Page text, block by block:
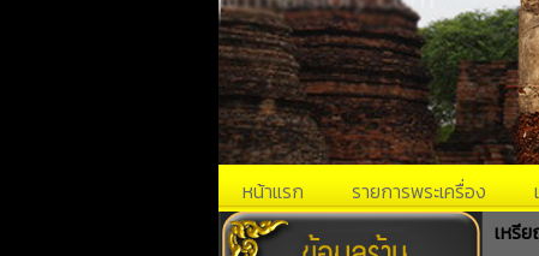
หน้าแรก รายการพระเครื่อง
เหรี